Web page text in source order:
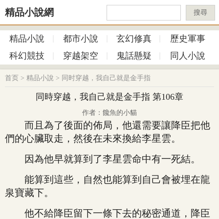
精品小說網 搜尋
精品小說 都市小說 玄幻修真
歷史軍事
科幻競技
穿越架空 鬼話懸疑 同人小說
首页 > 精品小說 > 同时穿越，我自己就是金手指
同時穿越，我自己就是金手指 第106章
作者：饞魚的小貓
而且為了後面的佈局，他還需要讓降臣把他
們的心臟取走，然後在未來換給李星雲。
因為他早就算到了李星雲命中有一死結。
能算到這些，自然也能算到自己會被埋在龍
泉寶藏下。
他不給降臣留下一條下去的秘密通道，降臣